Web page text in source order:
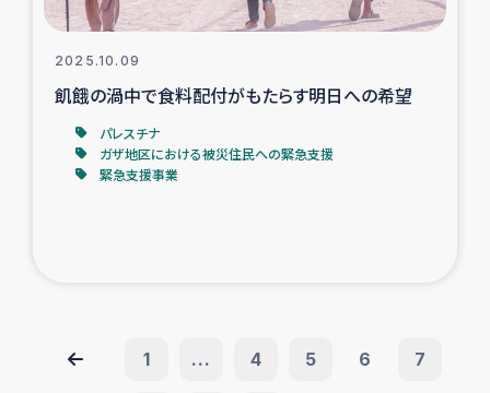
2025.10.09
飢餓の渦中で食料配付がもたらす明日への希望
パレスチナ
ガザ地区における被災住民への緊急支援
緊急支援事業
1 ... 4 5 6 7